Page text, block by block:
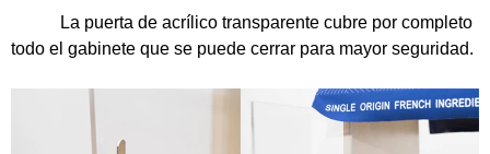
La puerta de acrílico transparente cubre por completo
todo el gabinete que se puede cerrar para mayor seguridad.